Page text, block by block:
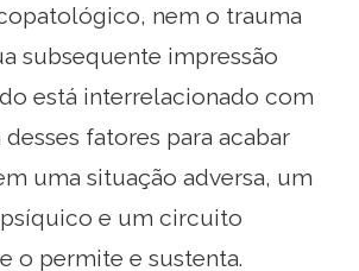
nem o trauma
subsequente impressão
está interrelacionado com
fatores para acabar
uma situação adversa, um
e um circuito
o permite e sustenta.